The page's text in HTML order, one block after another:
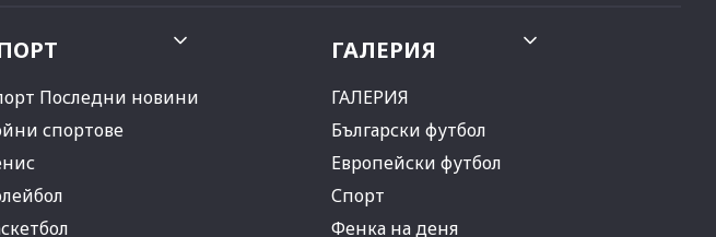
Последни новини
спортове
ГАЛЕРИЯ
ГАЛЕРИЯ
Български футбол
Европейски футбол
Спорт
Фенка на деня